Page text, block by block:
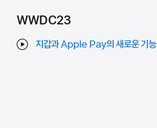
WWDC23
지갑과 Apple Pay의 새로운 기능